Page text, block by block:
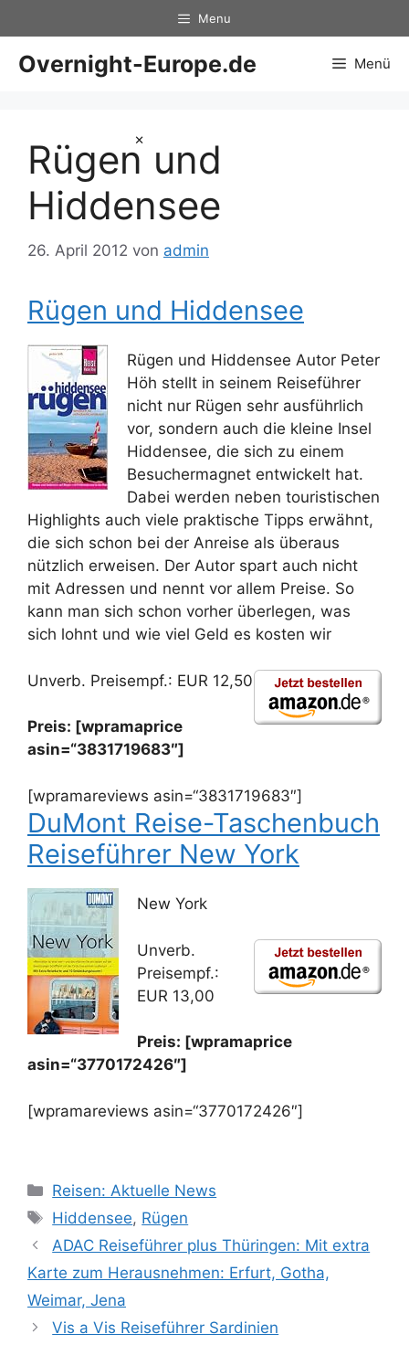
×
Inhalt
springen
Menu
Overnight-Europe.de Menü
Rügen und
Hiddensee
26. April 2012 von admin
Rügen und Hiddensee
Rügen und Hiddensee Autor Peter
Höh stellt in seinem Reiseführer
nicht nur Rügen sehr ausführlich
vor, sondern auch die kleine Insel
Hiddensee, die sich zu einem
Besuchermagnet entwickelt hat.
Dabei werden neben touristischen
Highlights auch viele praktische Tipps erwähnt,
die sich schon bei der Anreise als überaus
nützlich erweisen. Der Autor spart auch nicht
mit Adressen und nennt vor allem Preise. So
kann man sich schon vorher überlegen, was
sich lohnt und wie viel Geld es kosten wir
Unverb. Preisempf.: EUR 12,50
Preis: [wpramaprice
asin=“3831719683″]
[wpramareviews asin=“3831719683″]
DuMont Reise-Taschenbuch
Reiseführer New York
New York
Unverb.
Preisempf.:
EUR 13,00
Preis: [wpramaprice
asin=“3770172426″]
[wpramareviews asin=“3770172426″]
Kategorien
Reisen: Aktuelle News
Schlagwörter
Hiddensee, Rügen
ADAC Reiseführer plus Thüringen: Mit extra
Karte zum Herausnehmen: Erfurt, Gotha,
Weimar, Jena
Vis a Vis Reiseführer Sardinien